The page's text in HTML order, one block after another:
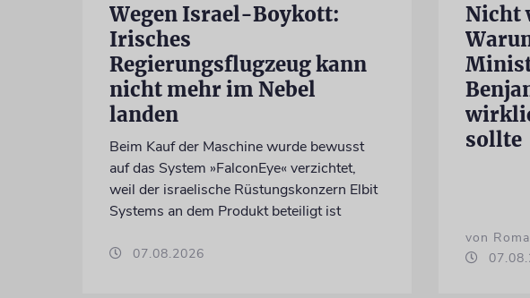
Wegen Israel-Boykott:
Irisches
Regierungsflugzeug kann
nicht mehr im Nebel
landen
Beim Kauf der Maschine wurde bewusst
auf das System »FalconEye« verzichtet,
weil der israelische Rüstungskonzern Elbit
Systems an dem Produkt beteiligt ist
07.08.2026
Nicht
sollte
von